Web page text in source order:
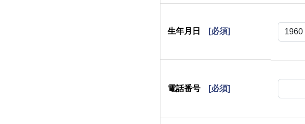
生年月日 [必須]
電話番号 [必須]